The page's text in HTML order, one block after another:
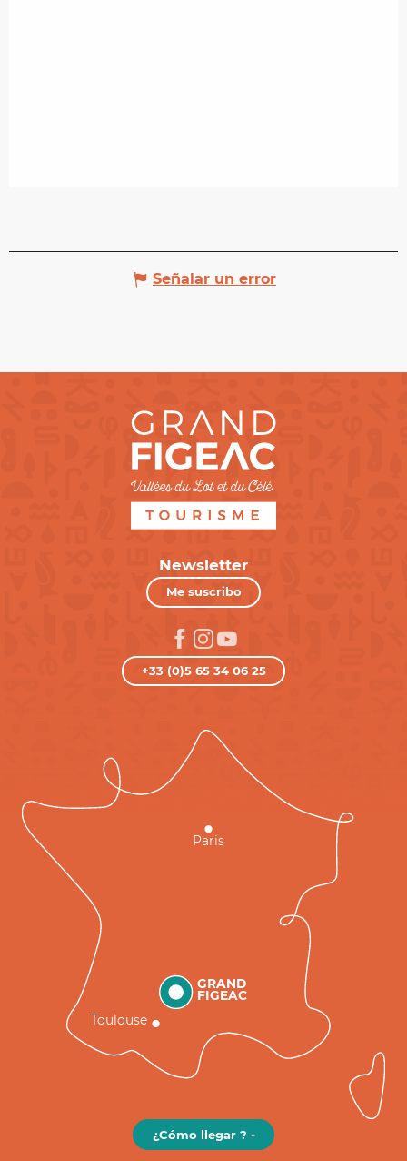
Señalar un error
Newsletter
Me suscribo
+33 (0)5 65 34 06 25
GRAND
FIGEAC
Toulouse
Paris
¿Cómo llegar ? -